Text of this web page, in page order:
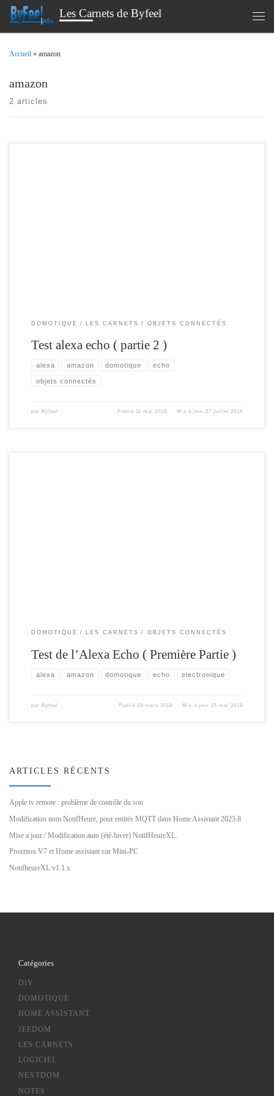
Passer au contenuLes Carnets de Byfeel
Accueil » amazon
amazon
2 articles
DOMOTIQUE LES CARNETS OBJETS CONNECTÉS
Test alexa echo ( partie 2 )
alexa amazon domotique echo
objets connectés
par Byfeel Publié 11 mai 2018 Mis à jour27 juillet 2018
DOMOTIQUE LES CARNETS OBJETS CONNECTÉS
Test de l’Alexa Echo ( Première Partie )
alexa amazon domotique echo electronique
par Byfeel Publié 19 mars 2018 Mis à jour 25 mai 2018
ARTICLES RÉCENTS
Apple tv remote : problème de contrôle du son
Modification nom NotifHeure, pour entités MQTT dans Home Assistant 2023.8
Mise a jour / Modification auto (été-hiver) NotifHeureXL.
Proxmox V7 et Home assistant sur Mini-PC
NotifheureXL v1.1.x
Catégories
DIY
DOMOTIQUE
HOME ASSISTANT
JEEDOM
LES CARNETS
LOGICIEL
NEXTDOM
NOTES